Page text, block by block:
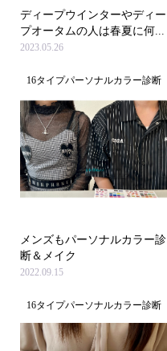
ディープウインターやディー
プオータムの人は春夏に何...
2023.05.26
16タイプパーソナルカラー診断
メンズもパーソナルカラー診
断＆メイク
2022.09.15
16タイプパーソナルカラー診断